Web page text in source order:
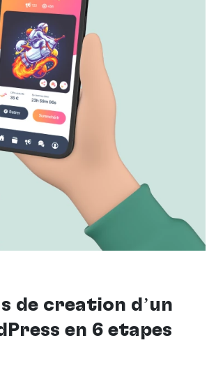
de création d’un
en 6 étapes